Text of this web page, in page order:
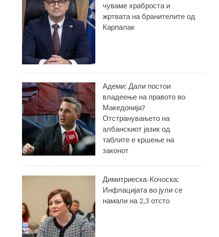
чуваме храброста и
жртвата на бранителите од
Карпалак
Адеми: Дали постои
владеење на правото во
Македонија?
Отстранувањето на
албанскиот јазик од
таблите е кршење на
законот
Димитриеска-Кочоска:
Инфлацијата во јули се
намали на 2,3 отсто